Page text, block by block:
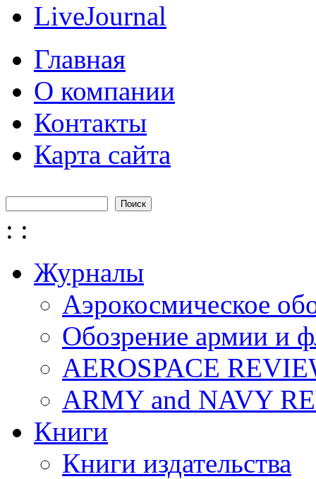
LiveJournal
Главная
О компании
Контакты
Карта сайта
Форма поиска
: :
Журналы
Аэрокосмическое
Обозрение армии и
AEROSPACE
ARMY and NAVY
Книги
Книги издательства